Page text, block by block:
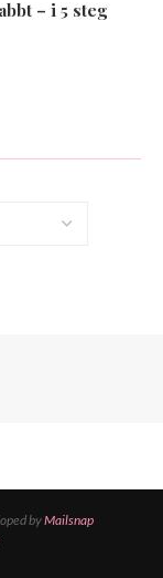
– i 5 steg
byMailsnap